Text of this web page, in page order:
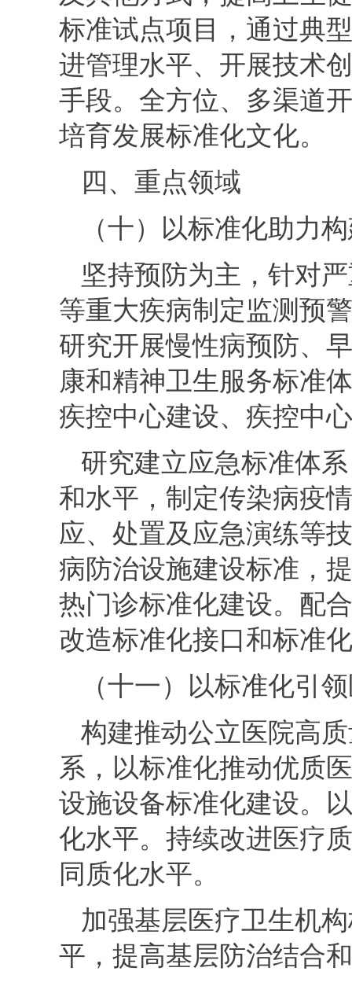
标准试点项目，通过典
进管理水平、开展技术
手段。全方位、多渠道
培育发展标准化文化。
四、重点领域
（十）以标准化助力
坚持预防为主，针对
等重大疾病制定监测预
研究开展慢性病预防、
康和精神卫生服务标准
疾控中心建设、疾控中
研究建立应急标准体
和水平，制定传染病疫
应、处置及应急演练等
病防治设施建设标准，
热门诊标准化建设。配
改造标准化接口和标准
（十一）以标准化引
构建推动公立医院高
系，以标准化推动优质
设施设备标准化建设。
化水平。持续改进医疗
同质化水平。
加强基层医疗卫生机
平，提高基层防治结合